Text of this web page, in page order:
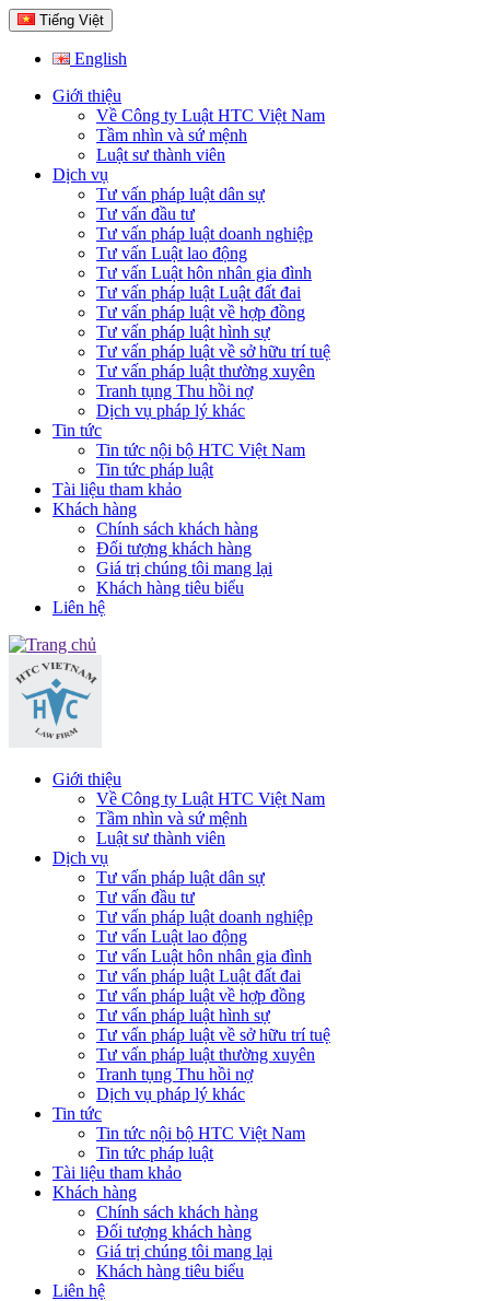
Tiếng Việt
English
Giới thiệu
Về Công ty Luật HTC Việt Nam
Tầm nhìn và sứ mệnh
Luật sư thành viên
Dịch vụ
Tư vấn pháp luật dân sự
Tư vấn đầu tư
Tư vấn pháp luật doanh nghiệp
Tư vấn Luật lao động
Tư vấn Luật hôn nhân gia đình
Tư vấn pháp luật Luật đất đai
Tư vấn pháp luật về hợp đồng
Tư vấn pháp luật hình sự
Tư vấn pháp luật về sở hữu trí tuệ
Tư vấn pháp luật thường xuyên
Tranh tụng Thu hồi nợ
Dịch vụ pháp lý khác
Tin tức
Tin tức nội bộ HTC Việt Nam
Tin tức pháp luật
Tài liệu tham khảo
Khách hàng
Chính sách khách hàng
Đối tượng khách hàng
Giá trị chúng tôi mang lại
Khách hàng tiêu biểu
Liên hệ
Giới thiệu
Về Công ty Luật HTC Việt Nam
Tầm nhìn và sứ mệnh
Luật sư thành viên
Dịch vụ
Tư vấn pháp luật dân sự
Tư vấn đầu tư
Tư vấn pháp luật doanh nghiệp
Tư vấn Luật lao động
Tư vấn Luật hôn nhân gia đình
Tư vấn pháp luật Luật đất đai
Tư vấn pháp luật về hợp đồng
Tư vấn pháp luật hình sự
Tư vấn pháp luật về sở hữu trí tuệ
Tư vấn pháp luật thường xuyên
Tranh tụng Thu hồi nợ
Dịch vụ pháp lý khác
Tin tức
Tin tức nội bộ HTC Việt Nam
Tin tức pháp luật
Tài liệu tham khảo
Khách hàng
Chính sách khách hàng
Đối tượng khách hàng
Giá trị chúng tôi mang lại
Khách hàng tiêu biểu
Liên hệ